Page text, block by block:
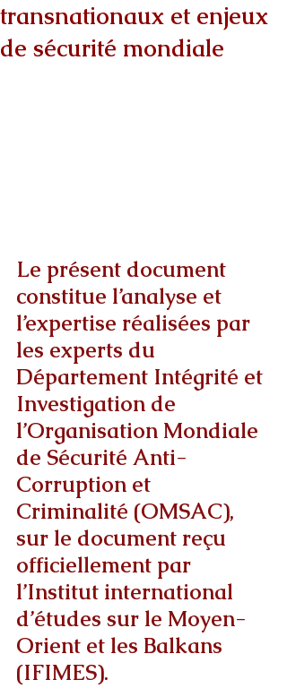
transnationaux et enjeux
de sécurité mondiale
Le présent document
constitue l’analyse et
l’expertise réalisées par
les experts du
Département Intégrité et
Investigation de
l’Organisation Mondiale
de Sécurité Anti-
Corruption et
Criminalité (OMSAC),
sur le document reçu
officiellement par
l’Institut international
d’études sur le Moyen-
Orient et les Balkans
(IFIMES).